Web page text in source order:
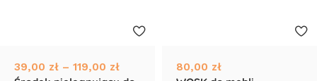
39,00 zł – 119,00 zł 80,00 zł